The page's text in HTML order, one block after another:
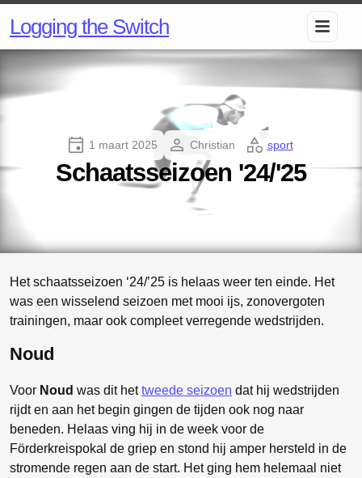
Logging the Switch
1 maart 2025 Christian sport
Schaatsseizoen '24/'25
Het schaatsseizoen ‘24/’25 is helaas weer ten einde. Het
was een wisselend seizoen met mooi ijs, zonovergoten
trainingen, maar ook compleet verregende wedstrijden.
Noud
Voor Noud was dit hettweede seizoen dat hij wedstrijden
rijdt en aan het begin gingen de tijden ook nog naar
beneden. Helaas ving hij in de week voor de
Förderkreispokal de griep en stond hij amper hersteld in de
stromende regen aan de start. Het ging hem helemaal niet